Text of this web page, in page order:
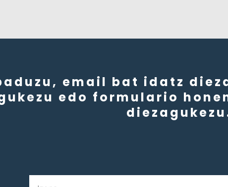
email bat idatz
edo formulario